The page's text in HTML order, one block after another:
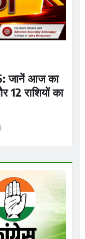
जानें आज का
12 राशियों का